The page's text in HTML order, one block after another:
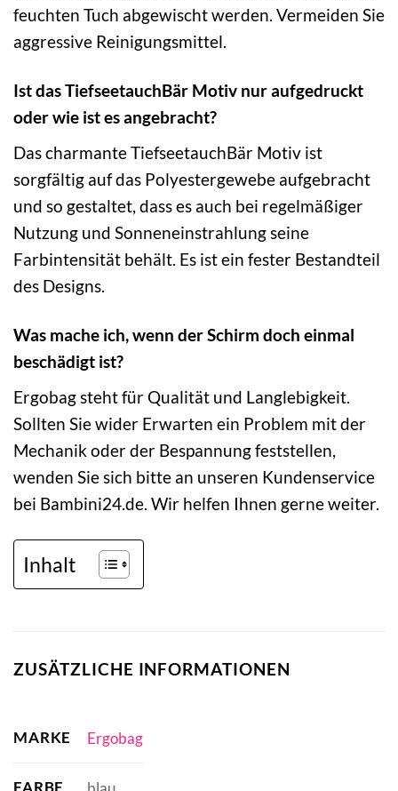
feuchten Tuch abgewischt werden. Vermeiden Sie
aggressive Reinigungsmittel.
Ist das TiefseetauchBär Motiv nur aufgedruckt
oder wie ist es angebracht?
Das charmante TiefseetauchBär Motiv ist
sorgfältig auf das Polyestergewebe aufgebracht
und so gestaltet, dass es auch bei regelmäßiger
Nutzung und Sonneneinstrahlung seine
Farbintensität behält. Es ist ein fester Bestandteil
des Designs.
Was mache ich, wenn der Schirm doch einmal
beschädigt ist?
Ergobag steht für Qualität und Langlebigkeit.
Sollten Sie wider Erwarten ein Problem mit der
Mechanik oder der Bespannung feststellen,
wenden Sie sich bitte an unseren Kundenservice
bei Bambini24.de. Wir helfen Ihnen gerne weiter.
Inhalt
ZUSÄTZLICHE INFORMATIONEN
MARKE Ergobag
FARBE